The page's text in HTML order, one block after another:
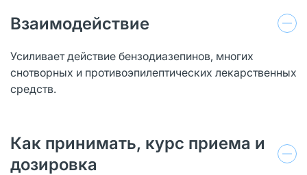
Взаимодействие
Усиливает действие бензодиазепинов, многих
снотворных и противоэпилептических лекарственных
средств.
Как принимать, курс приема и
дозировка